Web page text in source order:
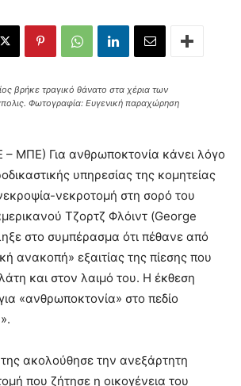
βρήκε τραγικό θάνατο στα χέρια των
Φωτογραφία: Ευγενική παραχώρηση
ΜΠΕ) Για ανθρωποκτονία κάνει λόγο
υπηρεσίας της κομητείας
νεκροτομή στη σορό του
Τζορτζ Φλόιντ (George
στο συμπέρασμα ότι πέθανε από
ανακοπή» εξαιτίας της πίεσης που
και στον λαιμό του. Η έκθεση
«ανθρωποκτονία» στο πεδίο
ακολούθησε την ανεξάρτητη
που ζήτησε η οικογένεια του